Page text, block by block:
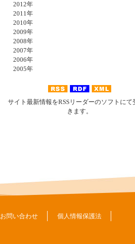
2012年
2011年
2010年
2009年
2008年
2007年
2006年
2005年
サイト最新情報をRSSリーダーのソフトにて
きます。
お問い合わせ 個人情報保護法